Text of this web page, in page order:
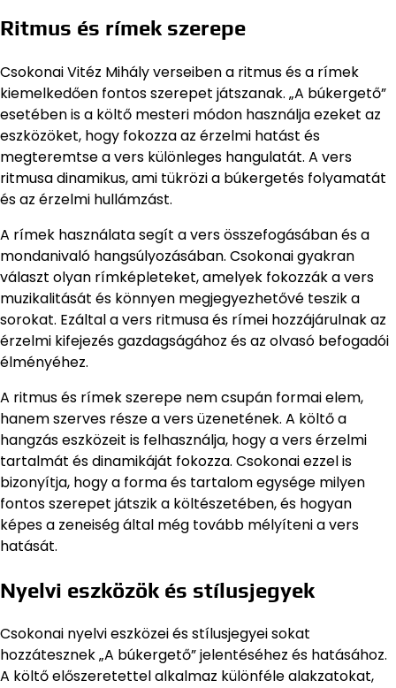
Ritmus és rímek szerepe
Csokonai Vitéz Mihály verseiben a ritmus és a rímek
kiemelkedően fontos szerepet játszanak. „A búkergető”
esetében is a költő mesteri módon használja ezeket az
eszközöket, hogy fokozza az érzelmi hatást és
megteremtse a vers különleges hangulatát. A vers
ritmusa dinamikus, ami tükrözi a búkergetés folyamatát
és az érzelmi hullámzást.
A rímek használata segít a vers összefogásában és a
mondanivaló hangsúlyozásában. Csokonai gyakran
választ olyan rímképleteket, amelyek fokozzák a vers
muzikalitását és könnyen megjegyezhetővé teszik a
sorokat. Ezáltal a vers ritmusa és rímei hozzájárulnak az
érzelmi kifejezés gazdagságához és az olvasó befogadói
élményéhez.
A ritmus és rímek szerepe nem csupán formai elem,
hanem szerves része a vers üzenetének. A költő a
hangzás eszközeit is felhasználja, hogy a vers érzelmi
tartalmát és dinamikáját fokozza. Csokonai ezzel is
bizonyítja, hogy a forma és tartalom egysége milyen
fontos szerepet játszik a költészetében, és hogyan
képes a zeneiség által még tovább mélyíteni a vers
hatását.
Nyelvi eszközök és stílusjegyek
Csokonai nyelvi eszközei és stílusjegyei sokat
hozzátesznek „A búkergető” jelentéséhez és hatásához.
A költő előszeretettel alkalmaz különféle alakzatokat,